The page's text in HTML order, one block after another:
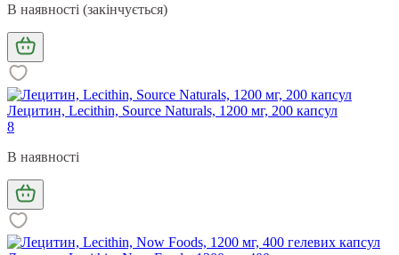
В наявності (закінчується)
Лецитин, Lecithin, Source Naturals, 1200 мг, 200 капсул
8
В наявності